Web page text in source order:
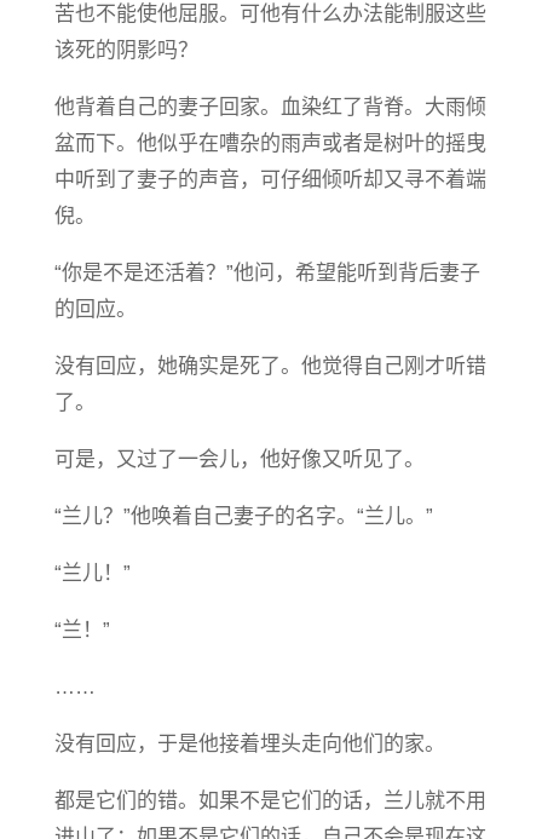
苦也不能使他屈服。可他有什么办法能制服这些
该死的阴影吗？
他背着自己的妻子回家。血染红了背脊。大雨倾
盆而下。他似乎在嘈杂的雨声或者是树叶的摇曳
中听到了妻子的声音，可仔细倾听却又寻不着端
倪。
“你是不是还活着？”他问，希望能听到背后妻子
的回应。
没有回应，她确实是死了。他觉得自己刚才听错
了。
可是，又过了一会儿，他好像又听见了。
“兰儿？”他唤着自己妻子的名字。“兰儿。”
“兰儿！”
“兰！”
……
没有回应，于是他接着埋头走向他们的家。
都是它们的错。如果不是它们的话，兰儿就不用